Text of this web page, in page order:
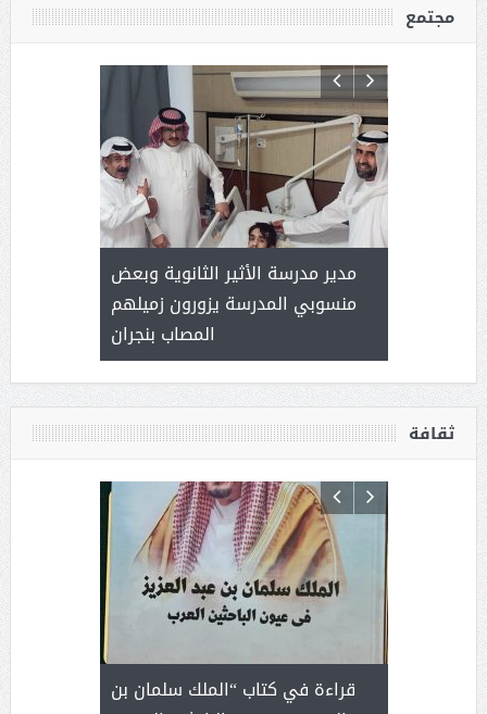
مجتمع
( محمد
مدير مدرسة الأثير الثانوية وبعض
منسوبي المدرسة يزورون زميلهم
المصاب بنجران
) .. ميراث
ثقافة
قراءة في كتاب “الملك سلمان بن
لايعرف